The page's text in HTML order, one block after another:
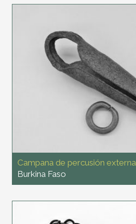
Campana de percusión externa
Burkina Faso